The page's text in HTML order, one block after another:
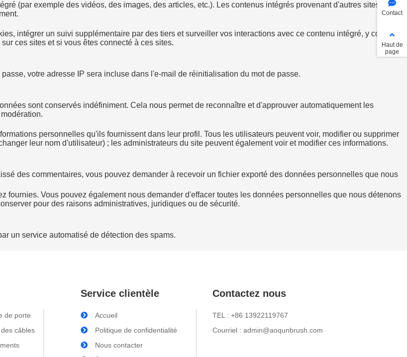
(par exemple des vidéos, des images, des articles, etc.). Les contenus intégrés provenant d'autres sites se
intégrer un suivi supplémentaire par des tiers et surveiller vos interactions avec ce contenu intégré, y compris
ces sites et si vous êtes connecté à ces sites.
votre adresse IP sera incluse dans l'e-mail de réinitialisation du mot de passe.
sont conservés indéfiniment. Cela nous permet de reconnaître et d'approuver automatiquement les
personnelles qu'ils fournissent dans leur profil. Tous les utilisateurs peuvent voir, modifier ou supprimer
leur nom d'utilisateur) ; les administrateurs du site peuvent également voir et modifier ces informations.
des commentaires, vous pouvez demander à recevoir un fichier exporté des données personnelles que nous
fournies. Vous pouvez également nous demander d'effacer toutes les données personnelles que nous détenons
pour des raisons administratives, juridiques ou de sécurité.
un service automatisé de détection des spams.
de porte
câbles
Service clientèle
Accueil
Politique de confidentialité
Nous contacter
Contactez nous
TEL : +86 13922119767
Courriel : admin@aoqunbrush.com
Contact
Haut de
page